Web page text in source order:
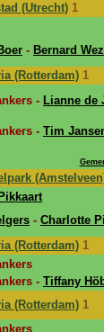
(Utrecht) 1
- Bernard
(Rotterdam) 1
- Lianne de
- Tim
- Charlotte
(Rotterdam) 1
- Tiffany
(Rotterdam) 1